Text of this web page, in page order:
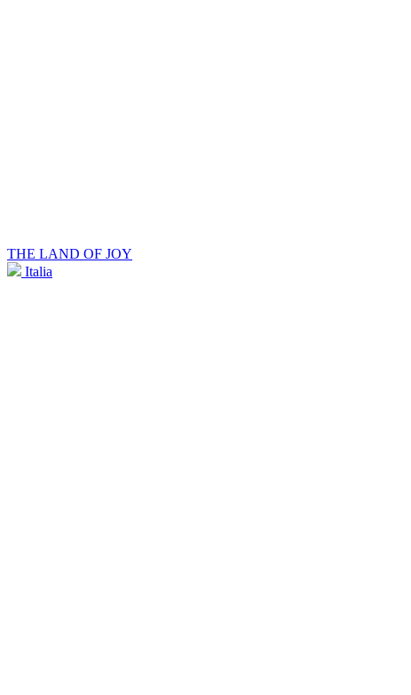
THE LAND OF JOY
Italia